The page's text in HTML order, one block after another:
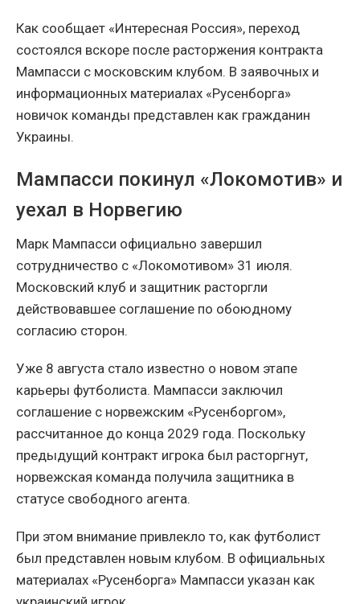
Как сообщает «Интересная Россия», переход
состоялся вскоре после расторжения контракта
Мампасси с московским клубом. В заявочных и
информационных материалах «Русенборга»
новичок команды представлен как гражданин
Украины.
Мампасси покинул «Локомотив» и
уехал в Норвегию
Марк Мампасси официально завершил
сотрудничество с «Локомотивом» 31 июля.
Московский клуб и защитник расторгли
действовавшее соглашение по обоюдному
согласию сторон.
Уже 8 августа стало известно о новом этапе
карьеры футболиста. Мампасси заключил
соглашение с норвежским «Русенборгом»,
рассчитанное до конца 2029 года. Поскольку
предыдущий контракт игрока был расторгнут,
норвежская команда получила защитника в
статусе свободного агента.
При этом внимание привлекло то, как футболист
был представлен новым клубом. В официальных
материалах «Русенборга» Мампасси указан как